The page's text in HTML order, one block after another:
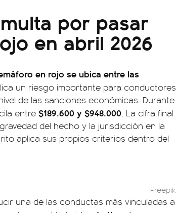
por pasar
en abril 2026
en rojo se ubica entre las
un riesgo importante para conductores
de las sanciones económicas. Durante
entre $189.600 y $948.000. La cifra final
del hecho y la jurisdicción en la
aplica sus propios criterios dentro del
Freepik
una de las conductas más vinculadas a